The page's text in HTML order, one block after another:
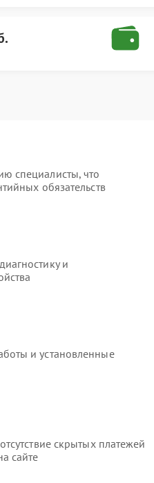
специалисты, что
обязательств
и
и установленные
скрытых платежей
сайте